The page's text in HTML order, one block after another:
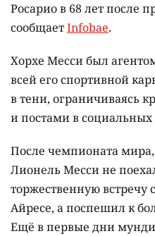
Росарио в 68 лет после
сообщаетInfobae.
Хорхе Месси был
всей его спортивной
в тени, ограничиваясь
и постами в социальных
После чемпионата
Лионель Месси не
торжественную встречу
Айресе, а поспешил к
Ещё в первые дни